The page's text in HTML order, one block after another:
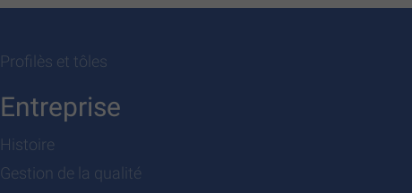
Profilès et tôles
Entreprise
Histoire
Gestion de la qualité